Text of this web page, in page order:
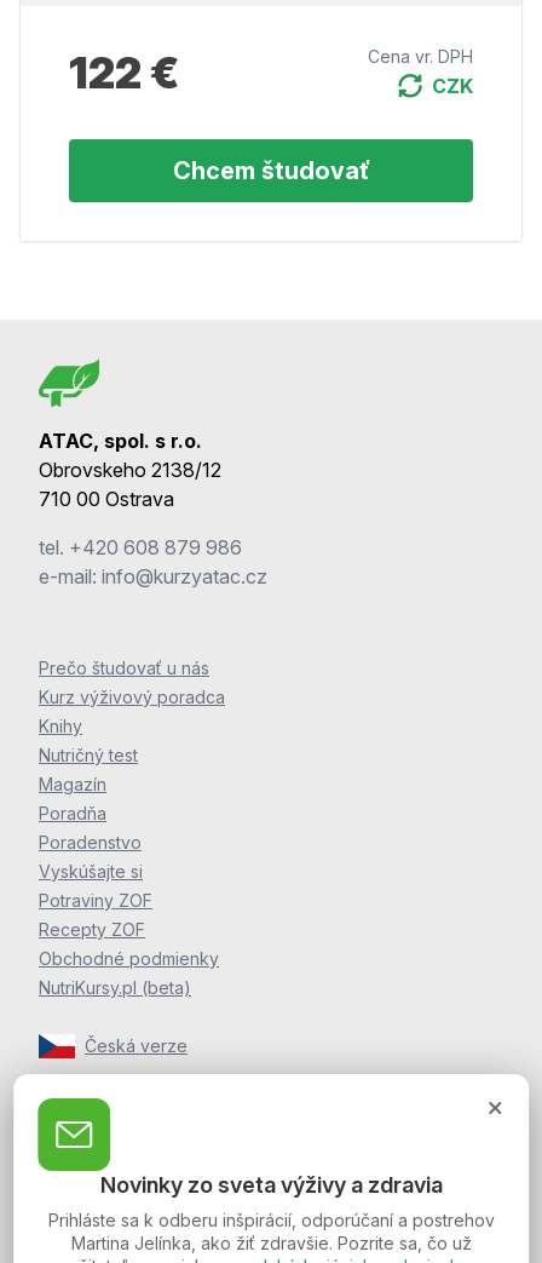
122 € Cena vr. DPH
CZK
Chcem študovať
Novinky zo sveta výživy a zdravia
Prihláste sa k odberu inšpirácií, odporúčaní a postrehov
Martina Jelínka, ako žiť zdravšie. Pozrite sa, čo už
ATAC, spol. s r.o.
Obrovskeho 2138/12
710 00 Ostrava
tel. +420 608 879 986
e-mail: info@kurzyatac.cz
Prečo študovať u nás
Kurz výživový poradca
Knihy
Nutričný test
Magazín
Poradňa
Poradenstvo
Vyskúšajte si
Potraviny ZOF
Recepty ZOF
Obchodné podmienky
NutriKursy.pl (beta)
Česká verze
Zpravodaj Martina Jelínka
Zaregistrujte sa k odberu noviniek a postrehov o zdraví